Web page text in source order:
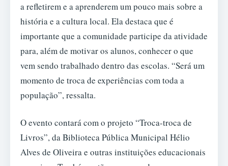
a refletirem e a aprenderem um pouco mais sobre a
história e a cultura local. Ela destaca que é
importante que a comunidade participe da atividade
para, além de motivar os alunos, conhecer o que
vem sendo trabalhado dentro das escolas. “Será um
momento de troca de experiências com toda a
população”, ressalta.
O evento contará com o projeto “Troca-troca de
Livros”, da Biblioteca Pública Municipal Hélio
Alves de Oliveira e outras instituições educacionais